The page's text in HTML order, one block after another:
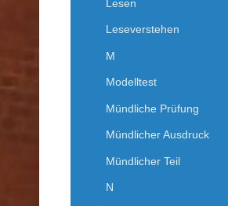
Lesen
Leseverstehen
M
Modelltest
Mündliche Prüfung
Mündlicher Ausdruck
Mündlicher Teil
N